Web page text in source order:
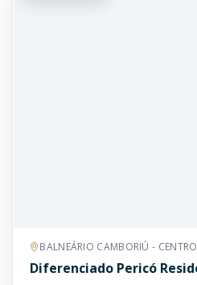
BALNEÁRIO CAMBORIÚ - CENTRO
Diferenciado Pericó